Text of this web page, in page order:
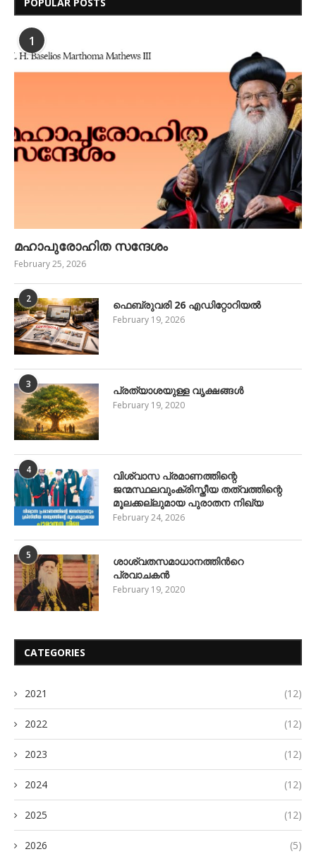
1
മഹാപുരോഹിത സന്ദേശം
February 25, 2026
2 ഫെബ്രുവരി 26 എഡിറ്റോറിയൽ
February 19, 2026
3 പ്രത്യാശയുള്ള വൃക്ഷങ്ങള്‍
February 19, 2020
4
വിശ്വാസ പ്രമാണത്തിന്റെ
ജന്മസ്ഥലവുംക്രിസ്തീയ തത്വത്തിന്റെ
മൂലക്കല്ലുമായ പുരാതന നിഖ്യ
February 24, 2026
5
ശാശ്വതസമാധാനത്തിന്‍റെ
പ്രവാചകന്‍
February 19, 2020
CATEGORIES
2021 (12)
2022 (12)
2023 (12)
2024 (12)
2025 (12)
2026 (5)